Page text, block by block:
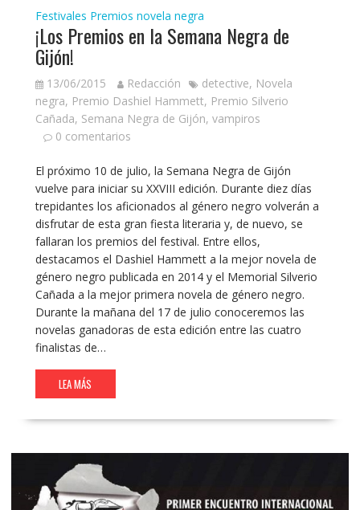
Festivales Premios novela negra
¡Los Premios en la Semana Negra de
Gijón!
13/06/2015 Redacción detective, Novela
negra, Premio Dashiel Hammett, Premio Silverio
Cañada, Semana Negra de Gijón, vampiros
0 comentarios
El próximo 10 de julio, la Semana Negra de Gijón
vuelve para iniciar su XXVIII edición. Durante diez días
trepidantes los aficionados al género negro volverán a
disfrutar de esta gran fiesta literaria y, de nuevo, se
fallaran los premios del festival. Entre ellos,
destacamos el Dashiel Hammett a la mejor novela de
género negro publicada en 2014 y el Memorial Silverio
Cañada a la mejor primera novela de género negro.
Durante la mañana del 17 de julio conoceremos las
novelas ganadoras de esta edición entre las cuatro
finalistas de…
LEA MÁS